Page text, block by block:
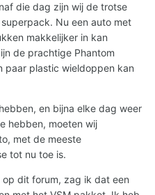
die dag zijn wij de trotse
Nu een auto met
makkelijker in kan
de prachtige Phantom
paar plastic wieldoppen kan
en bijna elke dag weer
hebben, moeten wij
met de meeste
tot nu toe is.
dit forum, zag ik dat een